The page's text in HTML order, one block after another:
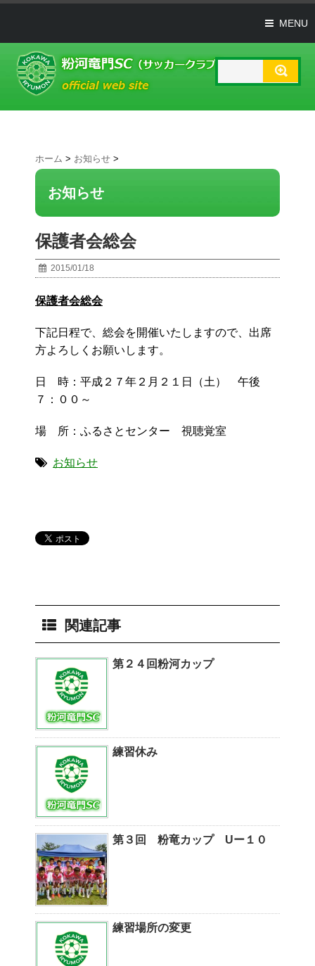
MENU
ホーム > お知らせ >
お知らせ
保護者会総会
2015/01/18
保護者会総会
下記日程で、総会を開催いたしますので、出席
方よろしくお願いします。
日 時：平成２７年２月２１日（土） 午後
７：００～
場 所：ふるさとセンター 視聴覚室
お知らせ
関連記事
第２４回粉河カップ
練習休み
第３回 粉竜カップ Uー１０
練習場所の変更